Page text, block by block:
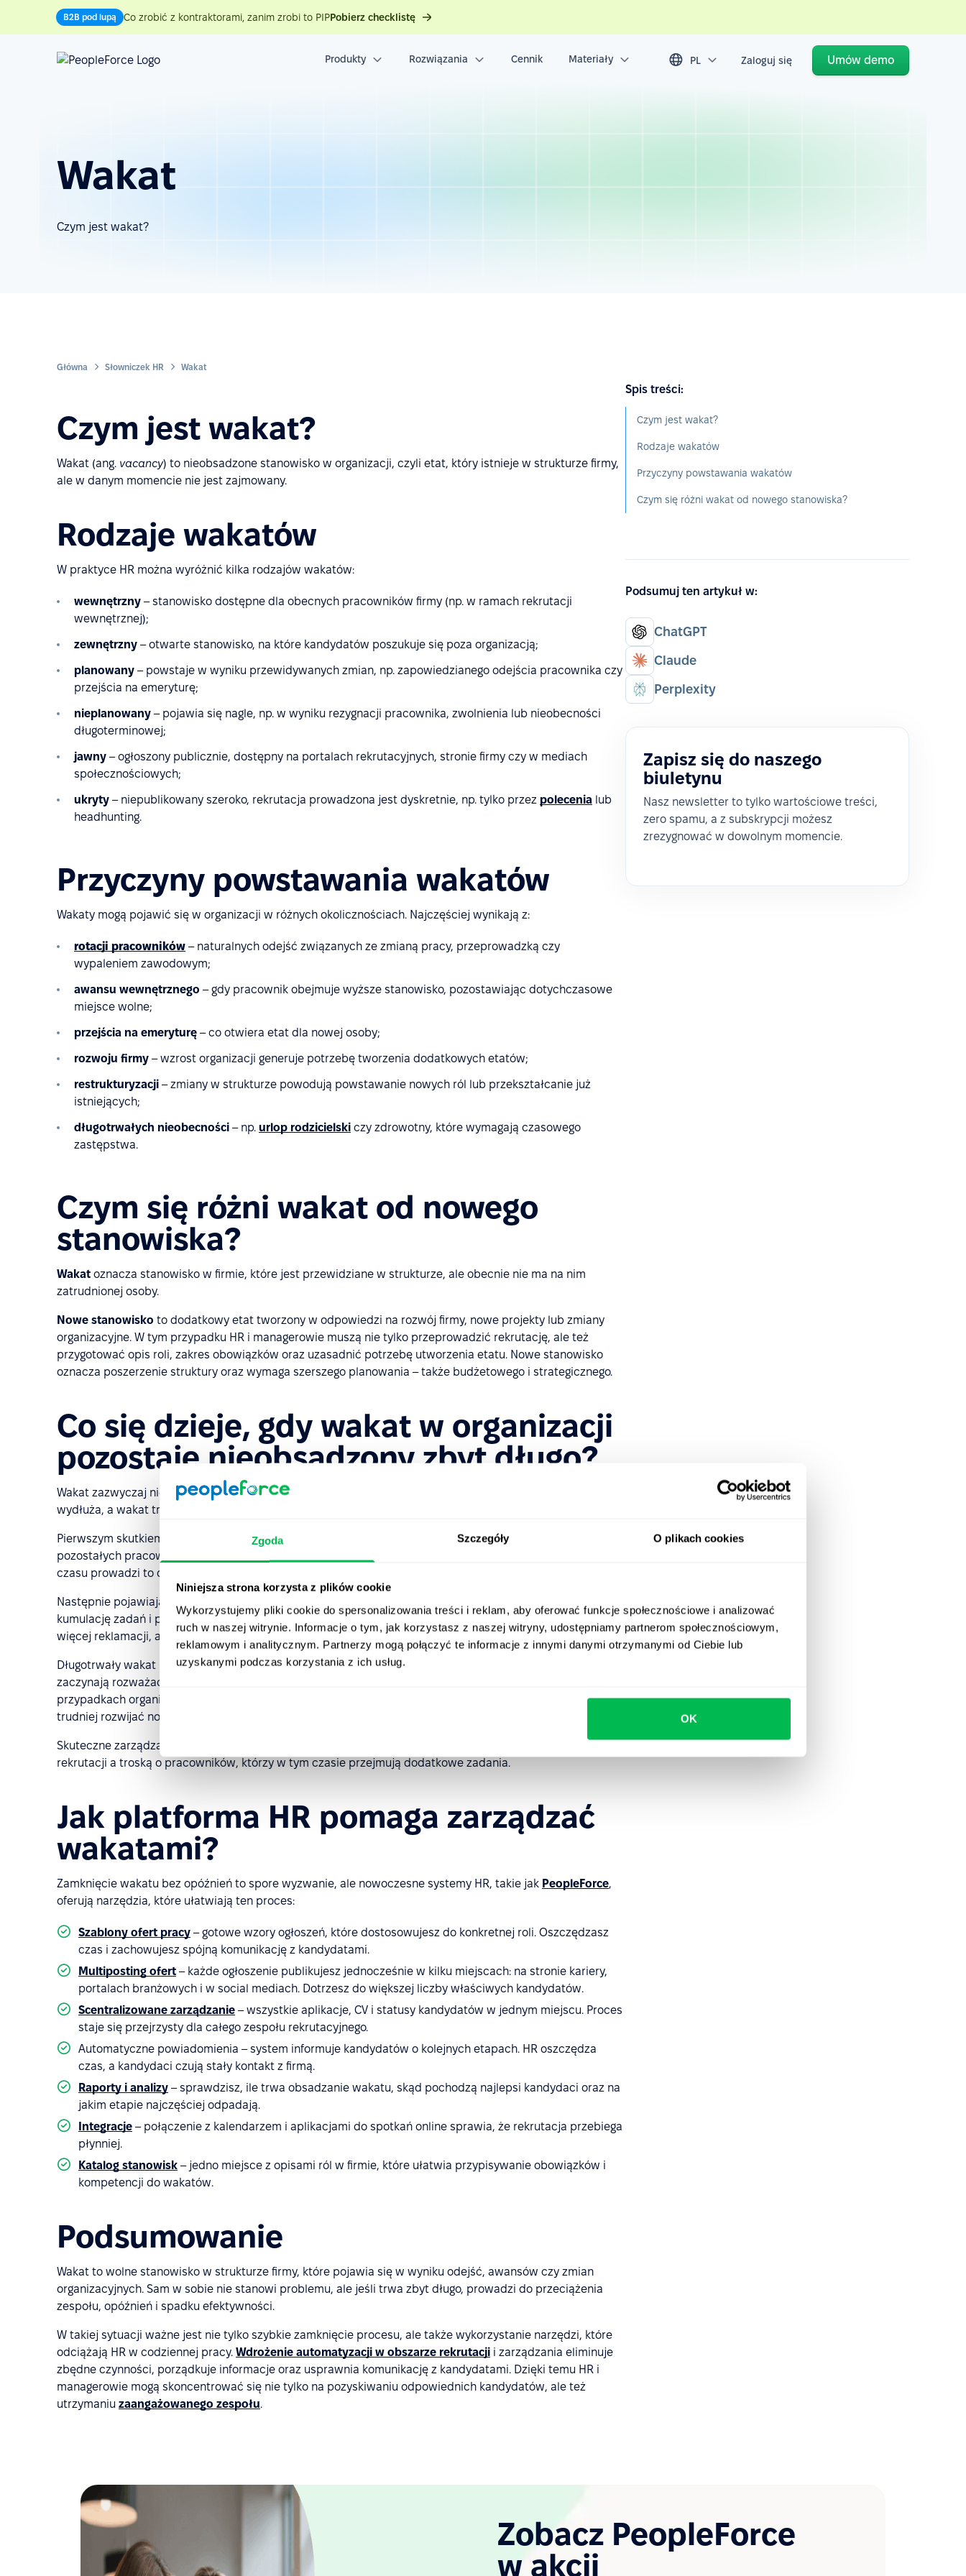
Zgoda Szczegóły O plikach cookies
Niniejsza strona korzysta z plików cookie
Wykorzystujemy pliki cookie do spersonalizowania treści i reklam, aby oferować funkcje społecznościowe i analizować
ruch w naszej witrynie. Informacje o tym, jak korzystasz z naszej witryny, udostępniamy partnerom społecznościowym,
reklamowym i analitycznym. Partnerzy mogą połączyć te informacje z innymi danymi otrzymanymi od Ciebie lub
uzyskanymi podczas korzystania z ich usług.
OK
B2B pod lupą Co zrobić z kontraktorami, zanim zrobi to PIPPobierz checklistę
Produkty Rozwiązania Cennik Materiały PL Zaloguj się Umów demo
Wakat
Czym jest wakat?
Główna Słowniczek HR Wakat
Czym jest wakat?
Wakat (ang. vacancy) to nieobsadzone stanowisko w organizacji, czyli etat, który istnieje w strukturze firmy,
ale w danym momencie nie jest zajmowany.
Rodzaje wakatów
W praktyce HR można wyróżnić kilka rodzajów wakatów:
wewnętrzny – stanowisko dostępne dla obecnych pracowników firmy (np. w ramach rekrutacji
wewnętrznej);
zewnętrzny – otwarte stanowisko, na które kandydatów poszukuje się poza organizacją;
planowany – powstaje w wyniku przewidywanych zmian, np. zapowiedzianego odejścia pracownika czy
przejścia na emeryturę;
nieplanowany – pojawia się nagle, np. w wyniku rezygnacji pracownika, zwolnienia lub nieobecności
długoterminowej;
jawny – ogłoszony publicznie, dostępny na portalach rekrutacyjnych, stronie firmy czy w mediach
społecznościowych;
ukryty – niepublikowany szeroko, rekrutacja prowadzona jest dyskretnie, np. tylko przez polecenia lub
headhunting.
Przyczyny powstawania wakatów
Wakaty mogą pojawić się w organizacji w różnych okolicznościach. Najczęściej wynikają z:
rotacji pracowników – naturalnych odejść związanych ze zmianą pracy, przeprowadzką czy
wypaleniem zawodowym;
awansu wewnętrznego – gdy pracownik obejmuje wyższe stanowisko, pozostawiając dotychczasowe
miejsce wolne;
przejścia na emeryturę – co otwiera etat dla nowej osoby;
rozwoju firmy – wzrost organizacji generuje potrzebę tworzenia dodatkowych etatów;
restrukturyzacji – zmiany w strukturze powodują powstawanie nowych ról lub przekształcanie już
istniejących;
długotrwałych nieobecności – np. urlop rodzicielski czy zdrowotny, które wymagają czasowego
zastępstwa.
Czym się różni wakat od nowego
stanowiska?
Wakat oznacza stanowisko w firmie, które jest przewidziane w strukturze, ale obecnie nie ma na nim
zatrudnionej osoby.
Nowe stanowisko to dodatkowy etat tworzony w odpowiedzi na rozwój firmy, nowe projekty lub zmiany
organizacyjne. W tym przypadku HR i managerowie muszą nie tylko przeprowadzić rekrutację, ale też
przygotować opis roli, zakres obowiązków oraz uzasadnić potrzebę utworzenia etatu. Nowe stanowisko
oznacza poszerzenie struktury oraz wymaga szerszego planowania – także budżetowego i strategicznego.
Co się dzieje, gdy wakat w organizacji
pozostaje nieobsadzony zbyt długo?
Wakat zazwyczaj nie stanowi większego problemu przez kilka tygodni. Jeśli jednak proces rekrutacyjny się
wydłuża, a wakat trwa miesiącami, konsekwencje zaczynają być odczuwalne w całej organizacji.
Pierwszym skutkiem jest przeciążenie zespołu
. Obowiązki osoby, która odeszła, rozkładają się na
pozostałych pracowników. Przez krótki czas zespół radzi sobie z dodatkowymi zadaniami, ale z biegiem
czasu prowadzi to do spadku energii, zaangażowania i motywacji.
Następnie pojawiają się
kumulację zadań i pogorszyć jakość pracy. W obszarze obsługi klienta oznacza to dłuższe kolejki oraz
więcej reklamacji, a w sprzedaży – mniejszą liczbę transakcji i niższe wyniki finansowe.
Długotrwały wakat może też uruchomićefekt domina. Obciążeni dodatkowymi zadaniami pracownicy
zaczynają rozważać odejście z firmy, co prowadzi do kolejnych wakatów i pogłębia problem. W skrajnych
przypadkach organizacja naraża się na
, ponieważ tam, gdzie brakuje ludzi,
trudniej rozwijać nowe projekty, wdrażać innowacje czy utrzymywać wysoką jakość obsługi.
Skuteczne zarządzanie wakatami wymaga więc równowagi między szybkim zamknięciem procesu
rekrutacji a troską o pracowników, którzy w tym czasie przejmują dodatkowe zadania.
Jak platforma HR pomaga zarządzać
wakatami?
Zamknięcie wakatu bez opóźnień to spore wyzwanie, ale nowoczesne systemy HR, takie jak PeopleForce,
oferują narzędzia, które ułatwiają ten proces:
Szablony ofert pracy – gotowe wzory ogłoszeń, które dostosowujesz do konkretnej roli. Oszczędzasz
czas i zachowujesz spójną komunikację z kandydatami.
Multiposting ofert – każde ogłoszenie publikujesz jednocześnie w kilku miejscach: na stronie kariery,
portalach branżowych i w social mediach. Dotrzesz do większej liczby właściwych kandydatów.
Scentralizowane zarządzanie – wszystkie aplikacje, CV i statusy kandydatów w jednym miejscu. Proces
staje się przejrzysty dla całego zespołu rekrutacyjnego.
Automatyczne powiadomienia – system informuje kandydatów o kolejnych etapach. HR oszczędza
czas, a kandydaci czują stały kontakt z firmą.
Raporty i analizy – sprawdzisz, ile trwa obsadzanie wakatu, skąd pochodzą najlepsi kandydaci oraz na
jakim etapie najczęściej odpadają.
Integracje – połączenie z kalendarzem i aplikacjami do spotkań online sprawia, że rekrutacja przebiega
płynniej.
Katalog stanowisk – jedno miejsce z opisami ról w firmie, które ułatwia przypisywanie obowiązków i
kompetencji do wakatów.
Podsumowanie
Wakat to wolne stanowisko w strukturze firmy, które pojawia się w wyniku odejść, awansów czy zmian
organizacyjnych. Sam w sobie nie stanowi problemu, ale jeśli trwa zbyt długo, prowadzi do przeciążenia
zespołu, opóźnień i spadku efektywności.
W takiej sytuacji ważne jest nie tylko szybkie zamknięcie procesu, ale także wykorzystanie narzędzi, które
odciążają HR w codziennej pracy. Wdrożenie automatyzacji w obszarze rekrutacji i zarządzania eliminuje
zbędne czynności, porządkuje informacje oraz usprawnia komunikację z kandydatami. Dzięki temu HR i
managerowie mogą skoncentrować się nie tylko na pozyskiwaniu odpowiednich kandydatów, ale też
utrzymaniu zaangażowanego zespołu.
Spis treści:
Czym jest wakat?
Rodzaje wakatów
Przyczyny powstawania wakatów
Czym się różni wakat od nowego stanowiska?
Podsumuj ten artykuł w:
ChatGPT
Claude
Perplexity
Zapisz się do naszego
biuletynu
Nasz newsletter to tylko wartościowe treści,
zero spamu, a z subskrypcji możesz
zrezygnować w dowolnym momencie.
Zobacz PeopleForce
w akcji